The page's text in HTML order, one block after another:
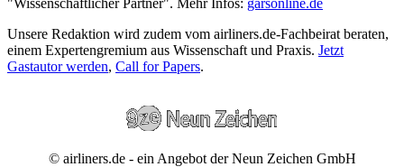
Unsere Redaktion wird zudem vom airliners.de-Fachbeirat beraten,
einem Expertengremium aus Wissenschaft und Praxis. Jetzt
Gastautor werden, Call for Papers.
© airliners.de - ein Angebot der Neun Zeichen GmbH